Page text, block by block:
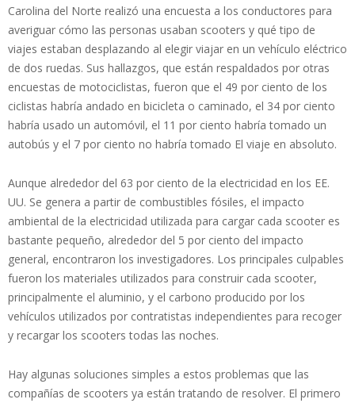
Carolina del Norte realizó una encuesta a los conductores para
averiguar cómo las personas usaban scooters y qué tipo de
viajes estaban desplazando al elegir viajar en un vehículo eléctrico
de dos ruedas. Sus hallazgos, que están respaldados por otras
encuestas de motociclistas, fueron que el 49 por ciento de los
ciclistas habría andado en bicicleta o caminado, el 34 por ciento
habría usado un automóvil, el 11 por ciento habría tomado un
autobús y el 7 por ciento no habría tomado El viaje en absoluto.
Aunque alrededor del 63 por ciento de la electricidad en los EE.
UU. Se genera a partir de combustibles fósiles, el impacto
ambiental de la electricidad utilizada para cargar cada scooter es
bastante pequeño, alrededor del 5 por ciento del impacto
general, encontraron los investigadores. Los principales culpables
fueron los materiales utilizados para construir cada scooter,
principalmente el aluminio, y el carbono producido por los
vehículos utilizados por contratistas independientes para recoger
y recargar los scooters todas las noches.
Hay algunas soluciones simples a estos problemas que las
compañías de scooters ya están tratando de resolver. El primero